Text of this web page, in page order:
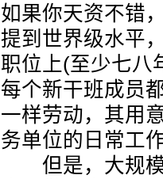
如果你天资不错
提到世界级水平
职位上(至少七八
每个新干班成员
一样劳动，其用
务单位的日常工
但是，大规模